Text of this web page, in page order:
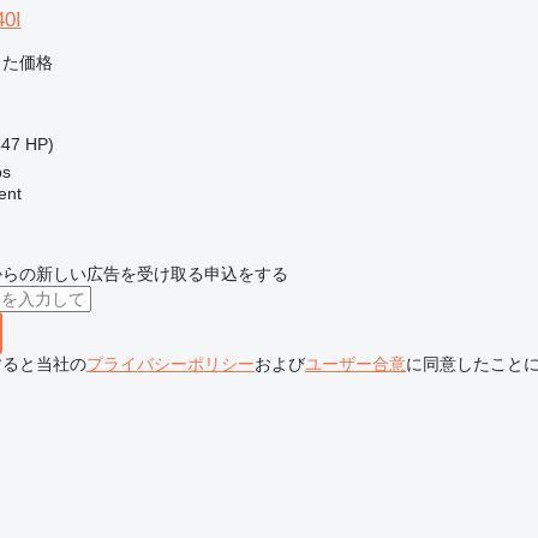
価格
HP)
の新しい広告を受け取る申込をする
と当社のプライバシーポリシーおよびユーザー合意に同意したこと